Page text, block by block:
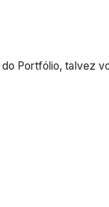
Portfólio, talvez